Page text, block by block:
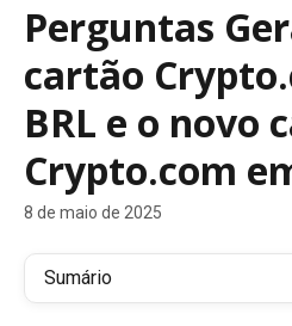
Perguntas
cartão
BRL e o novo
Crypto.com
8 de maio de 2025
Sumário